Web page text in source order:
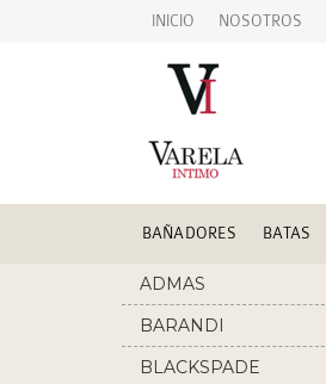
INICIO NOSOTROS
BAÑADORES BATAS
ADMAS
BARANDI
BLACKSPADE